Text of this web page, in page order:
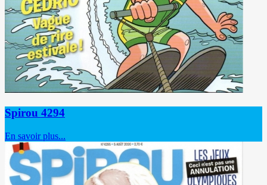
Spirou 4294
En savoir plus...